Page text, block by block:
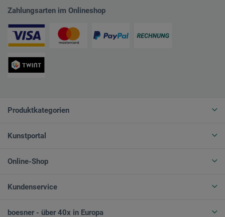
Zahlungsarten im Onlineshop
Produktkategorien
Kunstportal
Online-Shop
Kundenservice
boesner - über 40x in Europa